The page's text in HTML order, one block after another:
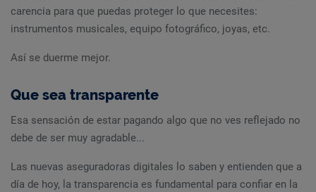
carencia para que puedas proteger lo que necesites:
instrumentos musicales, equipo fotográfico, joyas, etc.
Así se duerme mejor.
Que sea transparente
Esa sensación de estar pagando algo que no ves reflejado no
debe de ser muy agradable...
Las nuevas aseguradoras digitales lo saben y entienden que a
día de hoy, la transparencia es fundamental para confiar en la